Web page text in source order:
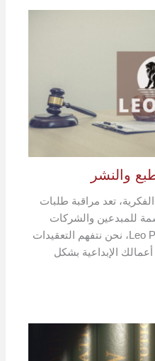
والنشر
تعد مراقبة طلبات
للمبدعين والشركات
على حد سواء. في شركة Leo Patent، نحن نتفهم التعقيدات
الإبداعية بشكل